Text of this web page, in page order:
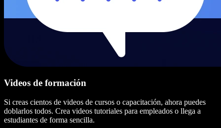
Videos de formación
Si creas cientos de videos de cursos o capacitación, ahora puedes
doblarlos todos. Crea videos tutoriales para empleados o llega a
estudiantes de forma sencilla.